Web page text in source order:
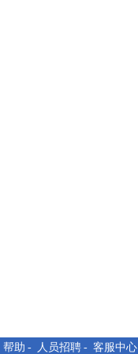
帮助 - 人员招聘 - 客服中心